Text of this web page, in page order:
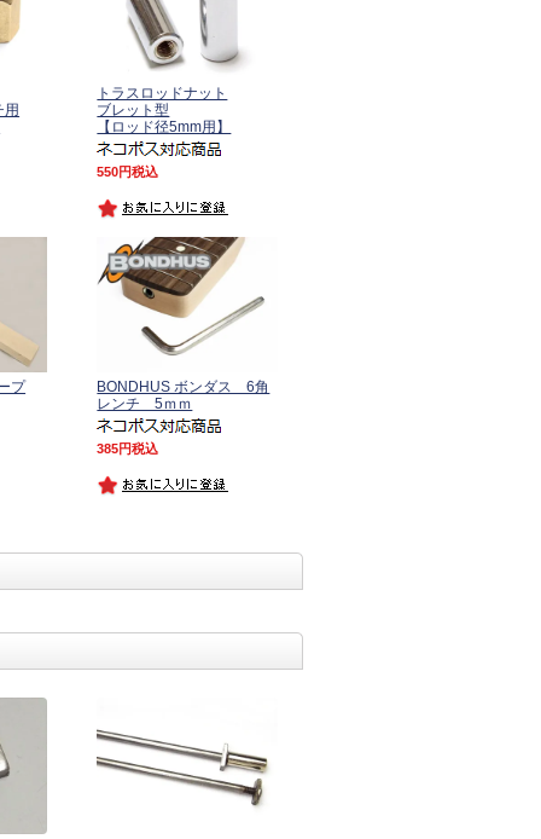
用
トラスロッドナット
ブレット型
【ロッド径5mm用】
550 税込
プ
BONDHUS ボンダス 6角
レンチ 5ｍｍ
385 税込